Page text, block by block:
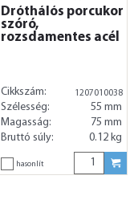
Dróthálós porcukor
szóró,
rozsdamentes acél
Cikkszám: 1207010038
Szélesség:
55 mm
Magasság:
75 mm
Bruttó súly:
0.12 kg
hasonlít